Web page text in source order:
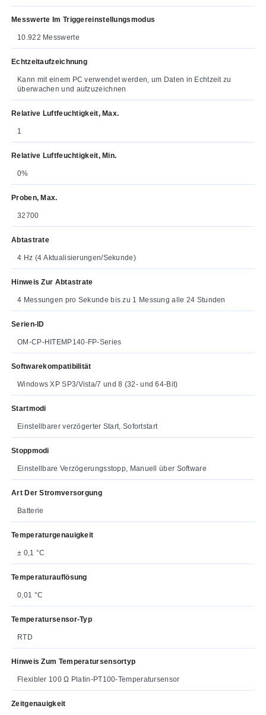
Messwerte Im Triggereinstellungsmodus
10.922 Messwerte
Echtzeitaufzeichnung
Kann mit einem PC verwendet werden, um Daten in Echtzeit zu
überwachen und aufzuzeichnen
Relative Luftfeuchtigkeit, Max.
1
Relative Luftfeuchtigkeit, Min.
0%
Proben, Max.
32700
Abtastrate
4 Hz (4 Aktualisierungen/Sekunde)
Hinweis Zur Abtastrate
4 Messungen pro Sekunde bis zu 1 Messung alle 24 Stunden
Serien-ID
OM-CP-HITEMP140-FP-Series
Softwarekompatibilität
Windows XP SP3/Vista/7 und 8 (32- und 64-Bit)
Startmodi
Einstellbarer verzögerter Start, Sofortstart
Stoppmodi
Einstellbare Verzögerungsstopp, Manuell über Software
Art Der Stromversorgung
Batterie
Temperaturgenauigkeit
± 0,1 °C
Temperaturauflösung
0,01 °C
Temperatursensor-Typ
RTD
Hinweis Zum Temperatursensortyp
Flexibler 100 Ω Platin-PT100-Temperatursensor
Zeitgenauigkeit